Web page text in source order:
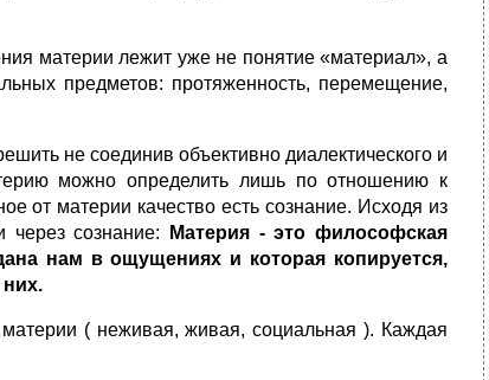
материи лежит уже не понятие «материал», а
предметов: протяженность, перемещение,
не соединив объективно диалектического и
можно определить лишь по отношению к
от материи качество есть сознание. Исходя из
через сознание:
Материя - это философская
нам в ощущениях и которая копируется,
( неживая, живая, социальная ). Каждая